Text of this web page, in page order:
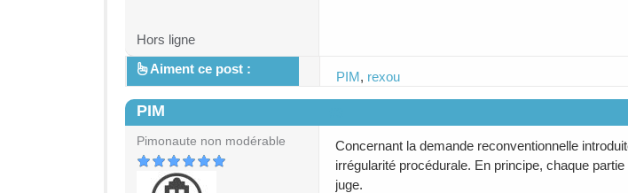
Hors ligne
Aiment ce post :
PIM, rexou
PIM
Pimonaute non modérable
Concernant la demande reconventionnelle
irrégularité procédurale. En principe, chaque
juge.